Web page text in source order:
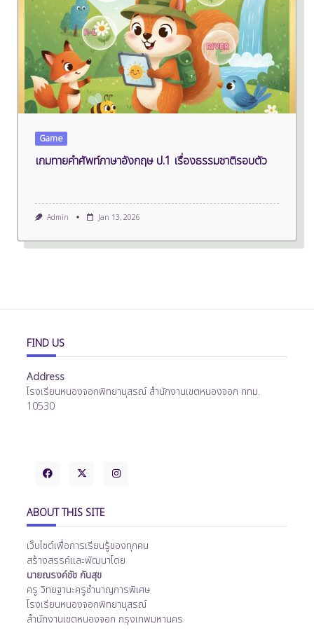
Game
เกมทายคำศัพท์ภาษาอังกฤษ ป.1 เรื่องธรรมชาติรอบตัว
Admin Jan 13, 2026
FIND US
Address
โรงเรียนหนองจอกพิทยานุสรณ์ สำนักงานเขตหนองจอก กทม.
10530
ABOUT THIS SITE
เว็บไซต์เพื่อการเรียนรู้ของทุกคน
สร้างสรรค์และพัฒนาโดย
นายณรงค์ชัช กันสุข
ครู วิทยฐานะครูชำนาญการพิเศษ
โรงเรียนหนองจอกพิทยานุสรณ์
สำนักงานเขตหนองจอก กรุงเทพมหานคร